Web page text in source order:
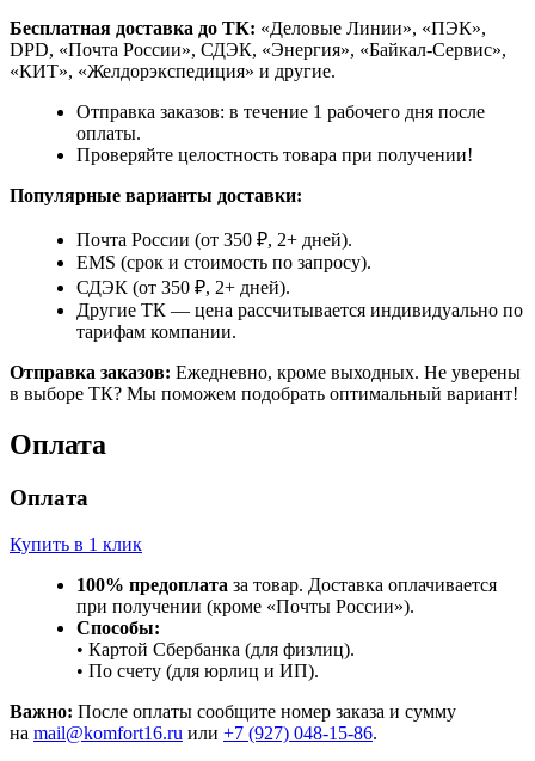
Бесплатная доставка до ТК: «Деловые Линии», «ПЭК»,
DPD, «Почта России», СДЭК, «Энергия», «Байкал-Сервис»,
«КИТ», «Желдорэкспедиция» и другие.
Отправка заказов: в течение 1 рабочего дня после
оплаты.
Проверяйте целостность товара при получении!
Популярные варианты доставки:
Почта России (от 350 ₽, 2+ дней).
EMS (срок и стоимость по запросу).
СДЭК (от 350 ₽, 2+ дней).
Другие ТК — цена рассчитывается индивидуально по
тарифам компании.
Отправка заказов: Ежедневно, кроме выходных. Не уверены
в выборе ТК? Мы поможем подобрать оптимальный вариант!
Оплата
Оплата
Купить в 1 клик
100% предоплата за товар. Доставка оплачивается
при получении (кроме «Почты России»).
Способы:
• Картой Сбербанка (для физлиц).
• По счету (для юрлиц и ИП).
Важно: После оплаты сообщите номер заказа и сумму
на mail@komfort16.ru или +7 (927) 048-15-86.